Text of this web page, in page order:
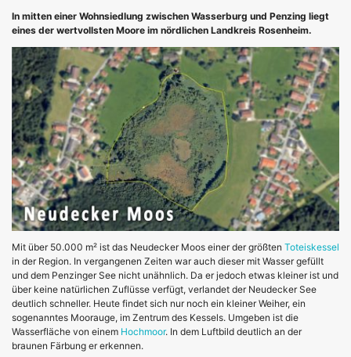
In mitten einer Wohnsiedlung zwischen Wasserburg und Penzing liegt
eines der wertvollsten Moore im nördlichen Landkreis Rosenheim.
Mit über 50.000 m² ist das Neudecker Moos einer der größten Toteiskessel
in der Region. In vergangenen Zeiten war auch dieser mit Wasser gefüllt
und dem Penzinger See nicht unähnlich. Da er jedoch etwas kleiner ist und
über keine natürlichen Zuflüsse verfügt, verlandet der Neudecker See
deutlich schneller. Heute findet sich nur noch ein kleiner Weiher, ein
sogenanntes Moorauge, im Zentrum des Kessels. Umgeben ist die
Wasserfläche von einem Hochmoor. In dem Luftbild deutlich an der
braunen Färbung er erkennen.